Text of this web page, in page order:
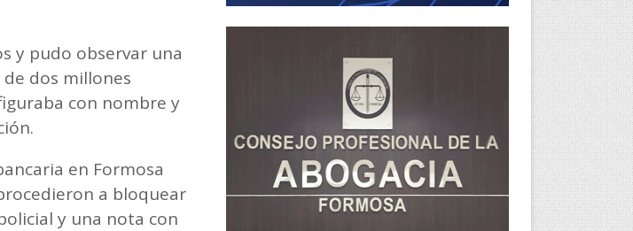
y pudo observar una
dos millones
con nombre y
en Formosa
a bloquear
y una nota con